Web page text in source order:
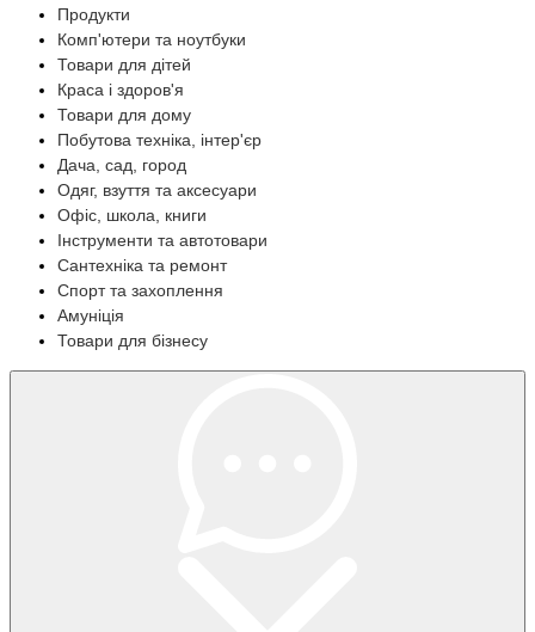
Продукти
Комп'ютери та ноутбуки
Товари для дітей
Краса і здоров'я
Товари для дому
Побутова техніка, інтер'єр
Дача, сад, город
Одяг, взуття та аксесуари
Офіс, школа, книги
Інструменти та автотовари
Сантехніка та ремонт
Спорт та захоплення
Амуніція
Товари для бізнесу